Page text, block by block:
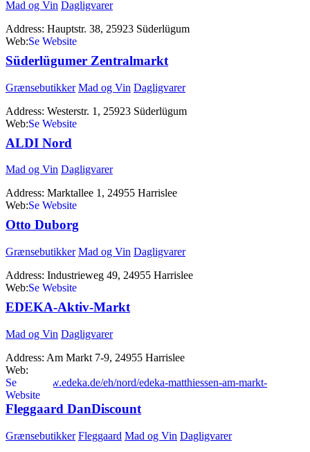
Mad og Vin Dagligvarer
Address: Hauptstr. 38, 25923 Süderlügum
Web:http://www.lidl.de
Süderlügumer Zentralmarkt
Grænsebutikker Mad og Vin Dagligvarer
Address: Westerstr. 1, 25923 Süderlügum
Web:http://www.zentralmarkt.dk
ALDI Nord
Mad og Vin Dagligvarer
Address: Marktallee 1, 24955 Harrislee
Web:http://www.aldi-nord.de
Otto Duborg
Grænsebutikker Mad og Vin Dagligvarer
Address: Industrieweg 49, 24955 Harrislee
Web:http://www.otto-duborg.dk
EDEKA-Aktiv-Markt
Mad og Vin Dagligvarer
Address: Am Markt 7-9, 24955 Harrislee
Web:
https://www.edeka.de/eh/nord/edeka-matthiessen-am-markt-
9/index.jsp
Fleggaard DanDiscount
Grænsebutikker Fleggaard Mad og Vin Dagligvarer